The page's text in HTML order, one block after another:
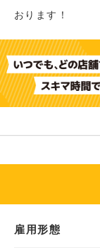
おります！
雇用形態